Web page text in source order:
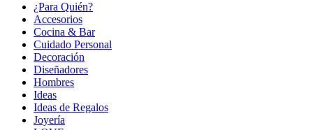
¿Para Quién?
Accesorios
Cocina & Bar
Cuidado Personal
Decoración
Diseñadores
Hombres
Ideas
Ideas de Regalos
Joyería